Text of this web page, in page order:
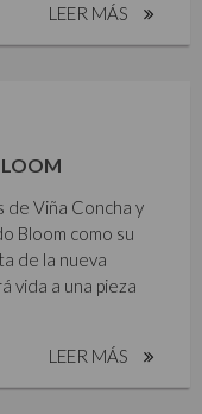
LEER MÁS
de Viña Concha y
Bloom como su
de la nueva
vida a una pieza
LEER MÁS